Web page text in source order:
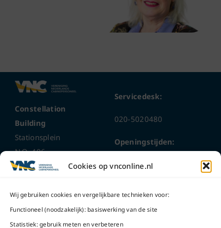
Cookies op vnconline.nl
Wij gebruiken cookies en vergelijkbare technieken voor:
Functioneel (noodzakelijk): basiswerking van de site
Statistiek: gebruik meten en verbeteren
Constellation
Building
Stationsplein
N.O. 406
1117 CL
Bel ons
Servicedesk:
020-5020480
Openingstijden:
ma t/m do
Na openingstijden
bereikbaar via